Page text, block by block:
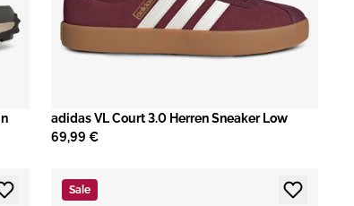
adidas VL Court 3.0 Herren Sneaker Low
69,99 €
Sale